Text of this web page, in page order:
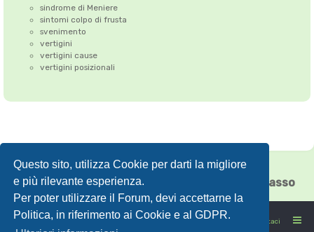
Questo sito, utilizza Cookie per darti la migliore
e più rilevante esperienza.
Per poter utilizzare il Forum, devi accettarne la
Politica, in riferimento ai Cookie e al GDPR.
sindrome di Meniere
sintomi colpo di frusta
svenimento
vertigini
vertigini cause
vertigini posizionali
Correzione dell'Atlante• Emicrania
Cefalea tensiva•Vertigini Floating Chiasso
FORUMSANO: la salute non è l'assenza di malattia Contattaci